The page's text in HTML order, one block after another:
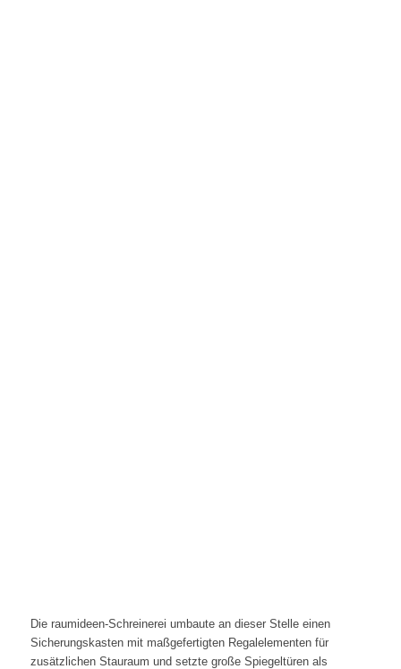
Die raumideen-Schreinerei umbaute an dieser Stelle einen
Sicherungskasten mit maßgefertigten Regalelementen für
zusätzlichen Stauraum und setzte große Spiegeltüren als